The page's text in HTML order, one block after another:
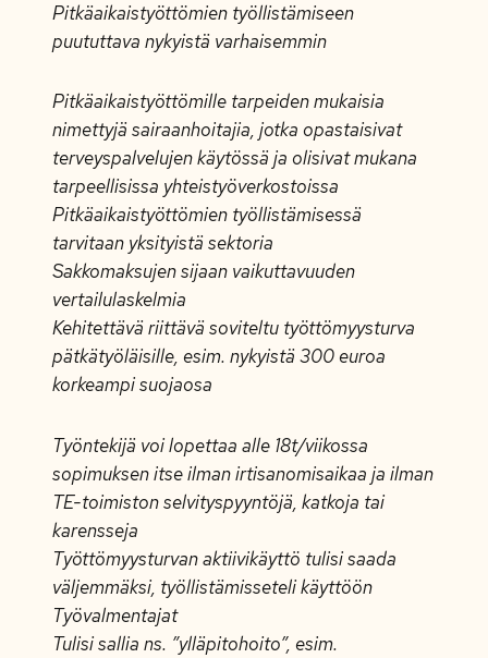
Pitkäaikaistyöttömien työllistämiseen
puututtava nykyistä varhaisemmin
Pitkäaikaistyöttömille tarpeiden mukaisia
nimettyjä sairaanhoitajia, jotka opastaisivat
terveyspalvelujen käytössä ja olisivat mukana
tarpeellisissa yhteistyöverkostoissa
Pitkäaikaistyöttömien työllistämisessä
tarvitaan yksityistä sektoria
Sakkomaksujen sijaan vaikuttavuuden
vertailulaskelmia
Kehitettävä riittävä soviteltu työttömyysturva
pätkätyöläisille, esim. nykyistä 300 euroa
korkeampi suojaosa
Työntekijä voi lopettaa alle 18t/viikossa
sopimuksen itse ilman irtisanomisaikaa ja ilman
TE-toimiston selvityspyyntöjä, katkoja tai
karensseja
Työttömyysturvan aktiivikäyttö tulisi saada
väljemmäksi, työllistämisseteli käyttöön
Työvalmentajat
Tulisi sallia ns. ”ylläpitohoito”, esim.